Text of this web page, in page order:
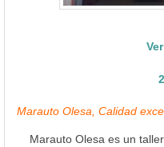
Marauto Olesa, Calidad
Marauto Olesa es un